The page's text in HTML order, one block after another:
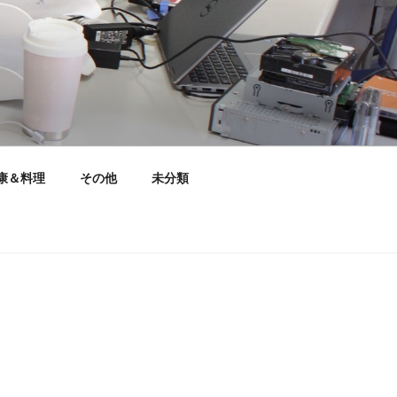
＆料理 その他 未分類